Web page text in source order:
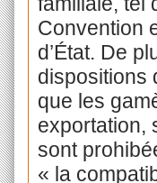
Convention
d’État. De
dispositions
que les
exportation,
sont
« la